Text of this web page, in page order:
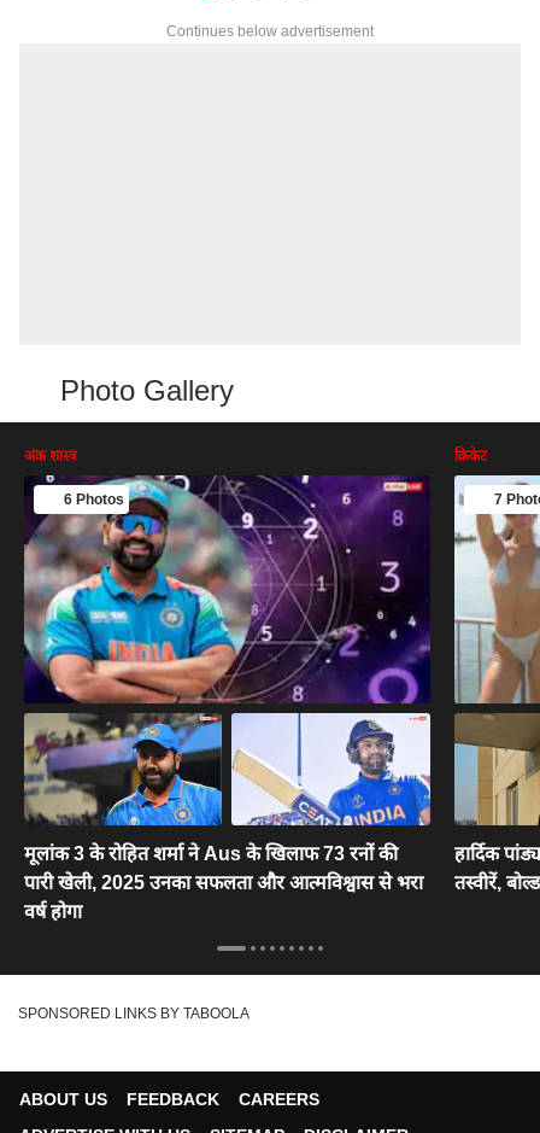
Continues below advertisement
Photo Gallery
अंक शास्त्र
6 Photos
मूलांक 3 के रोहित शर्मा ने Aus के खिलाफ 73 रनों की
पारी खेली, 2025 उनका सफलता और आत्मविश्वास से भरा
वर्ष होगा
क्रिकेट
7
हार्दिक
तस्वीरें,
SPONSORED LINKS BY TABOOLA
ABOUT US FEEDBACK
CAREERS